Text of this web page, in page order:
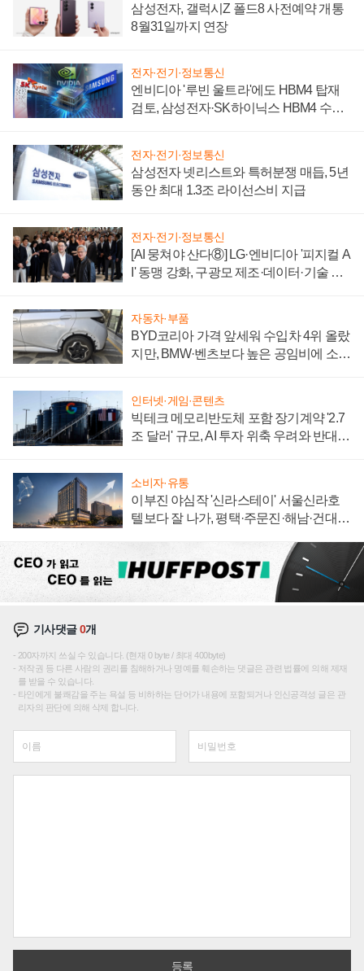
삼성전자, 갤럭시Z 폴드8 사전예약 개통
8월31일까지 연장
전자·전기·정보통신
엔비디아 '루빈 울트라'에도 HBM4 탑재
검토, 삼성전자·SK하이닉스 HBM4 수율
전자·전기·정보통신
삼성전자 넷리스트와 특허분쟁 매듭, 5년
동안 최대 1.3조 라이선스비 지급
전자·전기·정보통신
[AI 뭉쳐야 산다⑧] LG·엔비디아 '피지컬 A
I' 동맹 강화, 구광모 제조·데이터·기술 결
자동차·부품
BYD코리아 가격 앞세워 수입차 4위 올랐
지만, BMW·벤츠보다 높은 공임비에 소비
인터넷·게임·콘텐츠
빅테크 메모리반도체 포함 장기계약 '2.7
조 달러' 규모, AI 투자 위축 우려와 반대
소비자·유통
이부진 야심작 '신라스테이' 서울신라호
텔보다 잘 나가, 평택·주문진·해남·건대로
기사댓글0개
200자까지 쓰실 수 있습니다. (현재 0 byte / 최대 400byte)
저작권 등 다른 사람의 권리를 침해하거나 명예를 훼손하는 댓글은 관련 법률에 의해 제재
를 받을 수 있습니다.
타인에게 불쾌감을 주는 욕설 등 비하하는 단어가 내용에 포함되거나 인신공격성 글은 관
리자의 판단에 의해 삭제 합니다.